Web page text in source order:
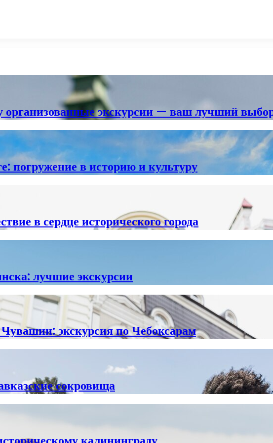
организованные экскурсии — ваш лучший
погружение в историю и культуру
в сердце исторического города
лучшие экскурсии
экскурсия по Чебоксарам
сокровища